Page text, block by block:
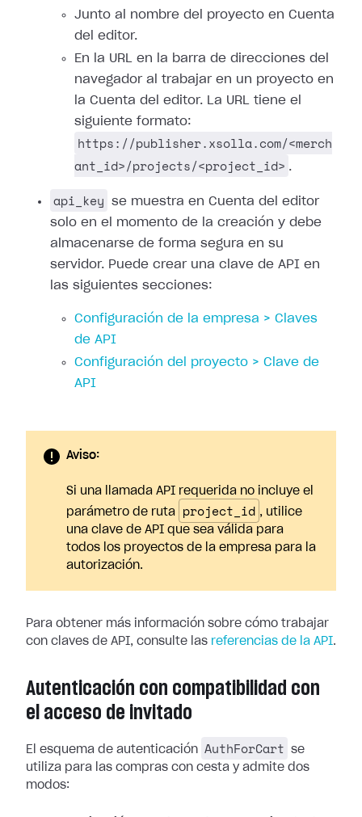
Junto al nombre del proyecto en Cuenta
del editor.
En la URL en la barra de direcciones del
navegador al trabajar en un proyecto en
la Cuenta del editor. La URL tiene el
siguiente formato:
https://publisher.xsolla.com/<merch
ant_id>/projects/<project_id> .
api_key
se muestra en Cuenta del editor
solo en el momento de la creación y debe
almacenarse de forma segura en su
servidor. Puede crear una clave de API en
las siguientes secciones:
Configuración de la empresa > Claves
de API
Configuración del proyecto > Clave de
API
Aviso:
Si una llamada API requerida no incluye el
parámetro de ruta
project_id , utilice
una clave de API que sea válida para
todos los proyectos de la empresa para la
autorización.
Para obtener más información sobre cómo trabajar
con claves de API, consulte las referencias de la API.
Autenticación con compatibilidad con
el acceso de invitado
El esquema de autenticación AuthForCart
se
utiliza para las compras con cesta y admite dos
modos: